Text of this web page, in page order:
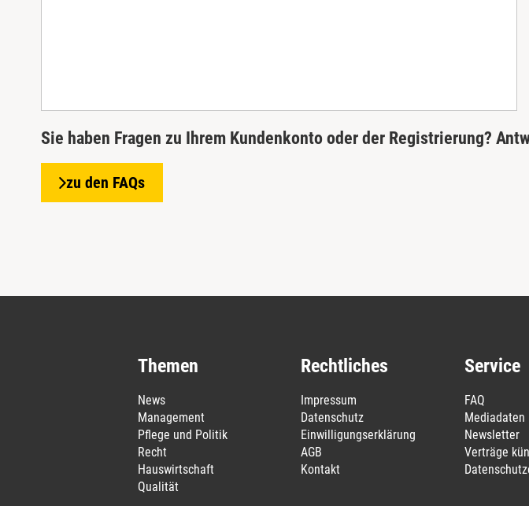
Sie haben Fragen zu Ihrem Kundenkonto oder der Registrierung?
zu den FAQs
Themen
News
Management
Pflege und Politik
Recht
Hauswirtschaft
Qualität
Rechtliches
Impressum
Datenschutz
Einwilligungserklärung
AGB
Kontakt
Service
FAQ
Mediadaten
Newsletter
Verträge